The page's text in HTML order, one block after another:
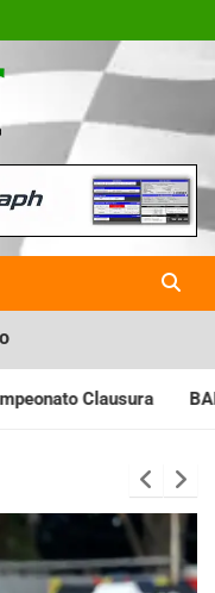
en
Preparan una